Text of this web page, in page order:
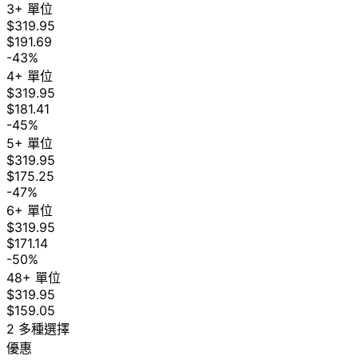
3+ 單位
$319.95
$191.69
-43%
4+ 單位
$319.95
$181.41
-45%
5+ 單位
$319.95
$175.25
-47%
6+ 單位
$319.95
$171.14
-50%
48+ 單位
$319.95
$159.05
2 多種選擇
優惠